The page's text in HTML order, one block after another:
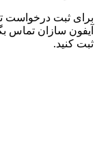
برای ثبت درخواست
آیفون سازان تماس
ثبت کنید.